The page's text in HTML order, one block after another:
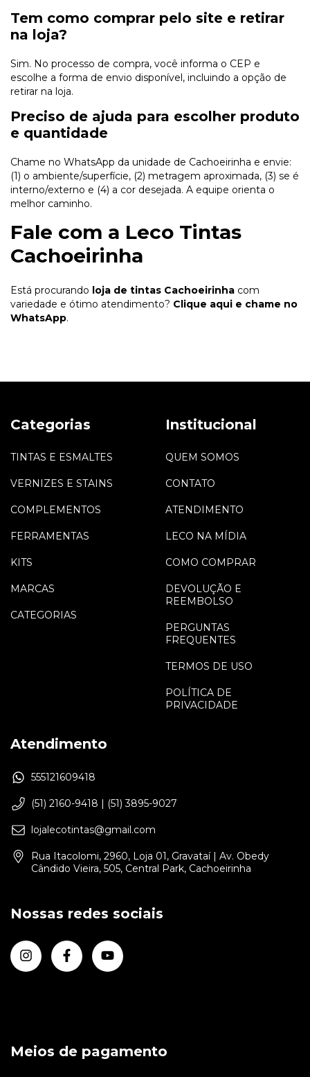
Tem como comprar pelo site e retirar
na loja?
Sim. No processo de compra, você informa o CEP e
escolhe a forma de envio disponível, incluindo a opção de
retirar na loja.
Preciso de ajuda para escolher produto
e quantidade
Chame no WhatsApp da unidade de Cachoeirinha e envie:
(1) o ambiente/superfície, (2) metragem aproximada, (3) se é
interno/externo e (4) a cor desejada. A equipe orienta o
melhor caminho.
Fale com a Leco Tintas
Cachoeirinha
Está procurando loja de tintas Cachoeirinha com
variedade e ótimo atendimento? Clique aqui e chame no
WhatsApp.
Categorias
TINTAS E ESMALTES
VERNIZES E STAINS
COMPLEMENTOS
FERRAMENTAS
KITS
MARCAS
CATEGORIAS
Institucional
QUEM SOMOS
CONTATO
ATENDIMENTO
LECO NA MÍDIA
COMO COMPRAR
DEVOLUÇÃO E
REEMBOLSO
PERGUNTAS
FREQUENTES
TERMOS DE USO
POLÍTICA DE
PRIVACIDADE
Atendimento
555121609418
(51) 2160-9418 | (51) 3895-9027
lojalecotintas@gmail.com
Rua Itacolomi, 2960, Loja 01, Gravataí | Av. Obedy
Cândido Vieira, 505, Central Park, Cachoeirinha
Nossas redes sociais
Meios de pagamento